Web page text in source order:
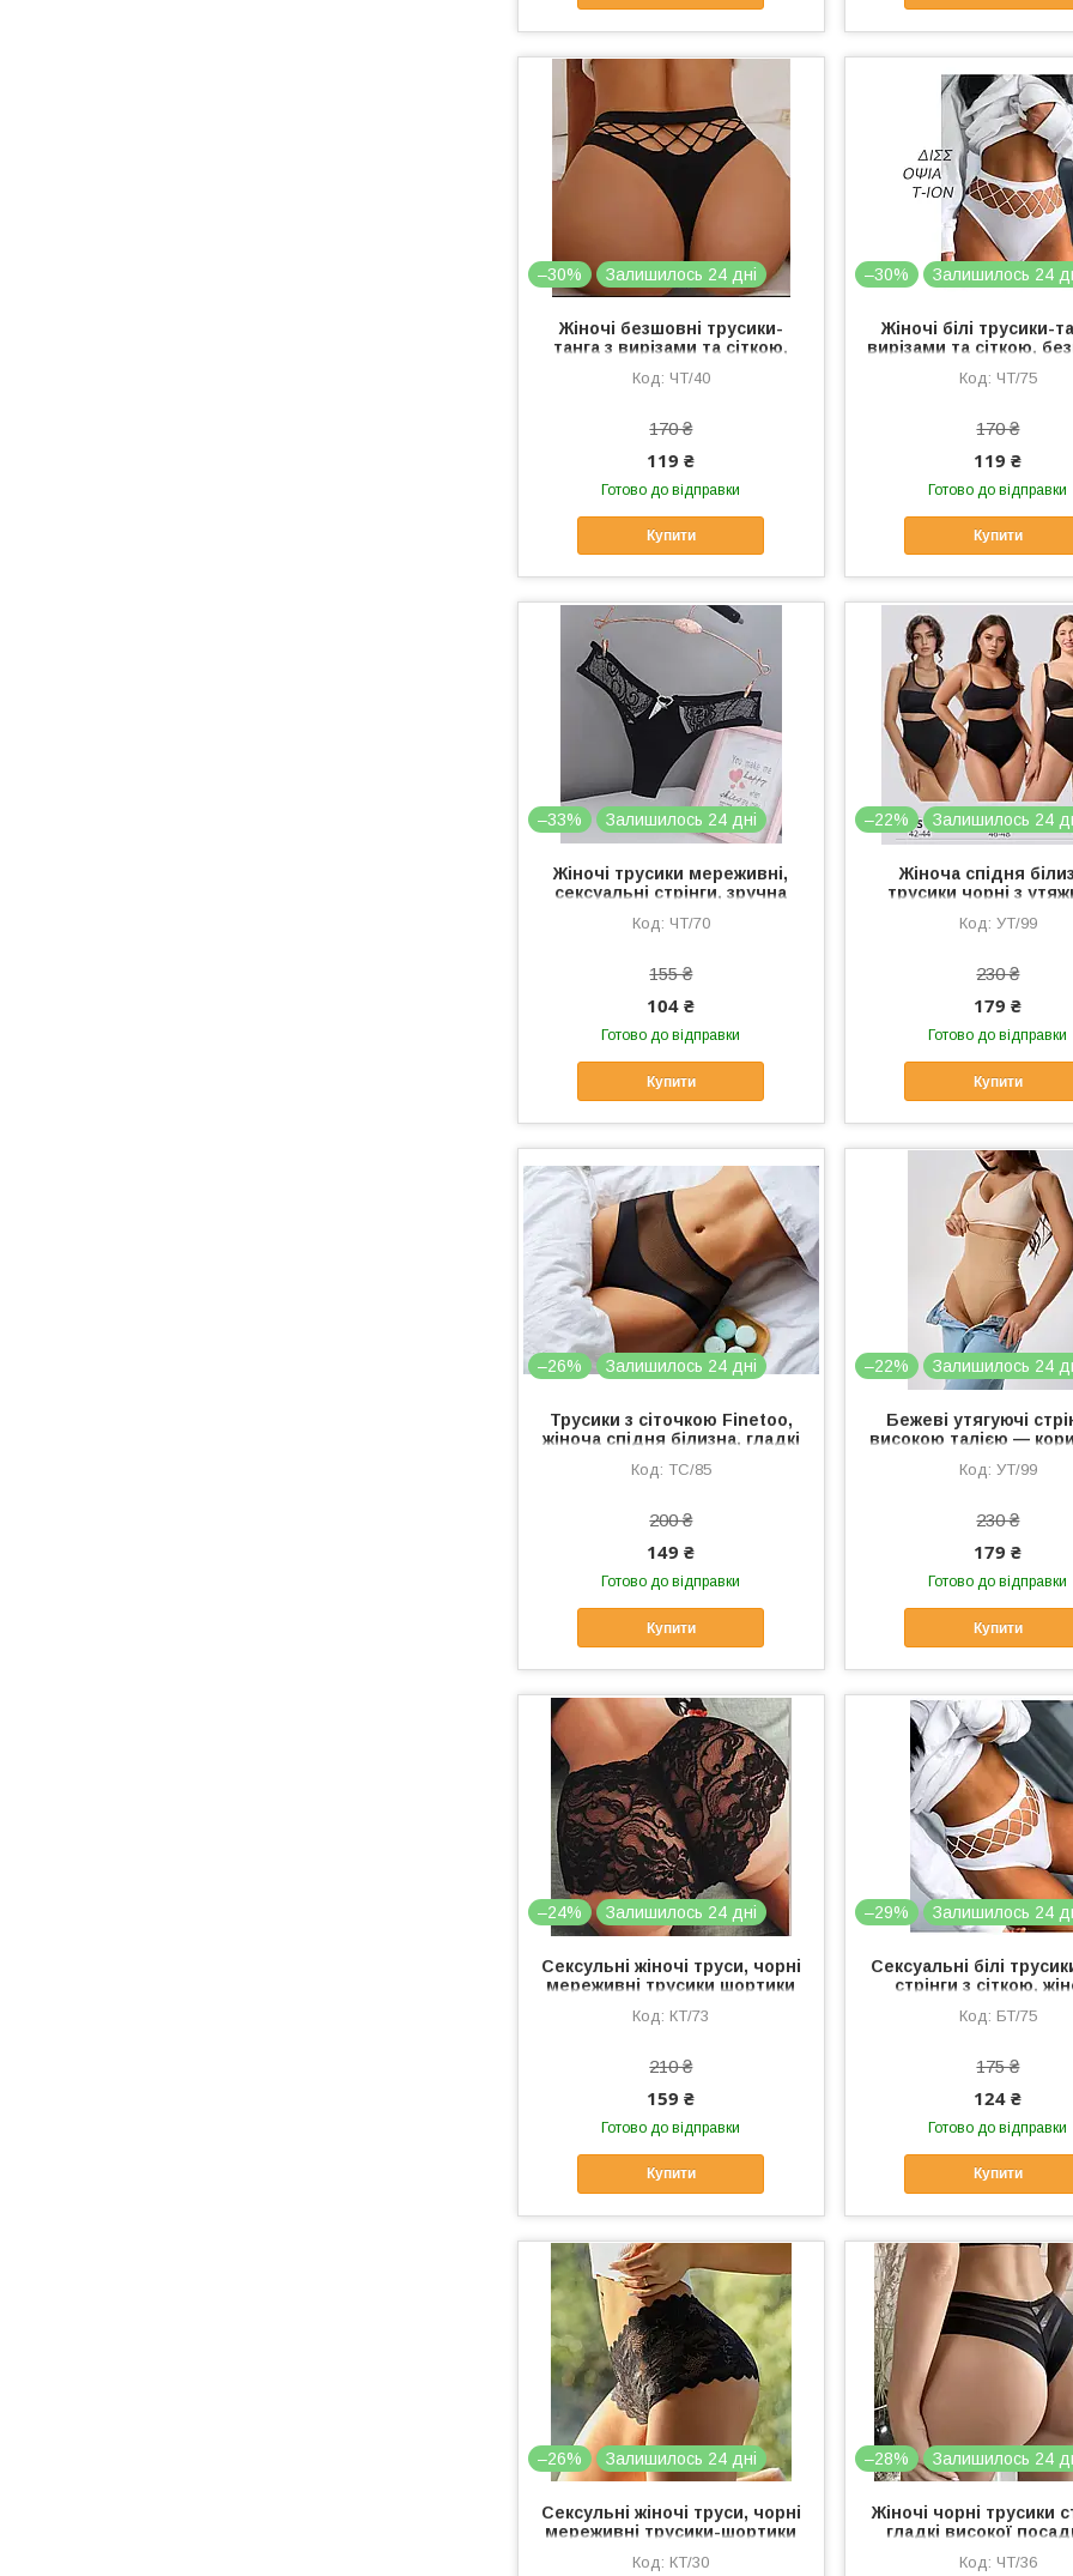
–30% Залишилось 24 дні
Жіночі безшовні трусики-
танга з вирізами та сіткою,
розмір S
ЧТ/40
170 ₴
119 ₴
Готово до відправки
Купити
–30% Залишилось 24
Жіночі білі трусики-
вирізами та сіткою,
S
ЧТ/75
170 ₴
119 ₴
Готово до відправки
Купити
–33% Залишилось 24 дні
Жіночі трусики мереживні,
сексуальні стрінги, зручна
ЧТ/70
155 ₴
104 ₴
Готово до відправки
Купити
–22% Залишилось 24
Жіноча спідня
трусики чорні з
резинкою M/L
УТ/99
230 ₴
179 ₴
Готово до відправки
Купити
–26% Залишилось 24 дні
Трусики з сіточкою Finetoo,
жіноча спідня білизна, гладкі
ТС/85
200 ₴
149 ₴
Готово до відправки
Купити
–22% Залишилось 24
Бежеві утягуючі
високою талією —
широкою резинкою
УТ/99
230 ₴
179 ₴
Готово до відправки
Купити
–24% Залишилось 24 дні
Сексульні жіночі труси, чорні
мереживні трусики шортики
КТ/73
210 ₴
159 ₴
Готово до відправки
Купити
–29% Залишилось 24
Сексуальні білі
стрінги з сіткою,
БТ/75
175 ₴
124 ₴
Готово до відправки
Купити
–26% Залишилось 24 дні
Сексульні жіночі труси, чорні
мереживні трусики-шортики
КТ/30
–28% Залишилось 24
Жіночі чорні трусики
гладкі високої
ЧТ/36